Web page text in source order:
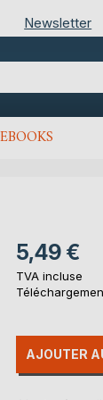
Newsletter
5,49 €
TVA incluse
AJOUTER